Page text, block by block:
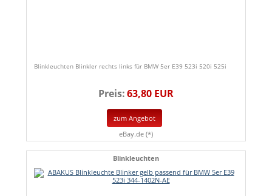
Blinkleuchten Blinkler rechts links für BMW 5er E39 523i 520i 525i
Preis:63,80 EUR
zum Angebot
eBay.de (*)
Blinkleuchten